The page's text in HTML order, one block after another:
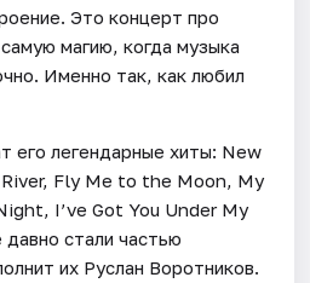
Это концерт про
магию, когда музыка
Именно так, как любил
его легендарные хиты: New
Fly Me to the Moon, My
I’ve Got You Under My
стали частью
их Руслан Воротников.